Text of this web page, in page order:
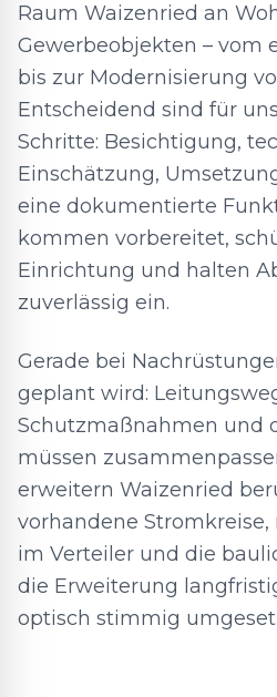
Raum Waizenried an
Gewerbeobjekten – vom
bis zur Modernisierung
Entscheidend sind für
Schritte: Besichtigung,
Einschätzung,
eine dokumentierte
kommen vorbereitet,
Einrichtung und halten
zuverlässig ein.
Gerade bei
geplant wird:
Schutzmaßnahmen und
müssen
erweitern Waizenried
vorhandene Stromkreise,
im Verteiler und die
die Erweiterung
optisch stimmig